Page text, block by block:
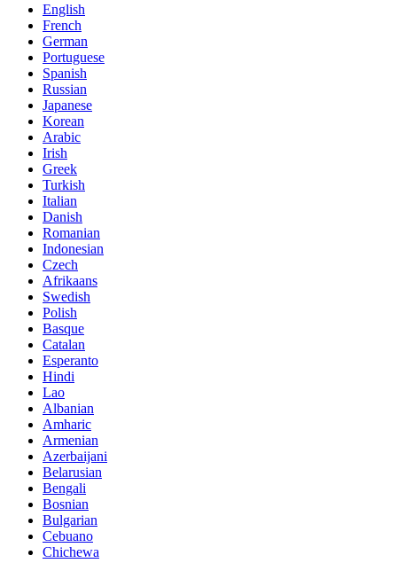
English
French
German
Portuguese
Spanish
Russian
Japanese
Korean
Arabic
Irish
Greek
Turkish
Italian
Danish
Romanian
Indonesian
Czech
Afrikaans
Swedish
Polish
Basque
Catalan
Esperanto
Hindi
Lao
Albanian
Amharic
Armenian
Azerbaijani
Belarusian
Bengali
Bosnian
Bulgarian
Cebuano
Chichewa